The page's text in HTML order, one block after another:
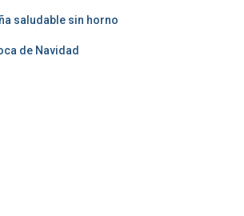
saludable sin horno
de Navidad